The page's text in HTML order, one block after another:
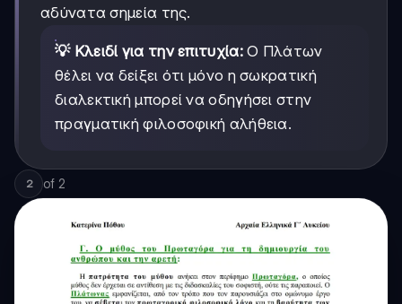
αδύνατα σημεία της.
💡 Κλειδί για την επιτυχία:Ο Πλάτων
θέλει να δείξει ότι μόνο η σωκρατική
διαλεκτική μπορεί να οδηγήσει στην
πραγματική φιλοσοφική αλήθεια.
2 of 2